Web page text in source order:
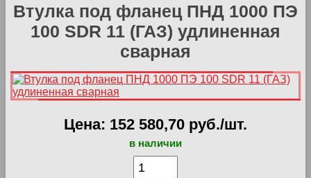
Втулка под фланец ПНД 1000 ПЭ
100 SDR 11 (ГАЗ) удлиненная
сварная
Цена: 152 580,70 руб./шт.
в наличии